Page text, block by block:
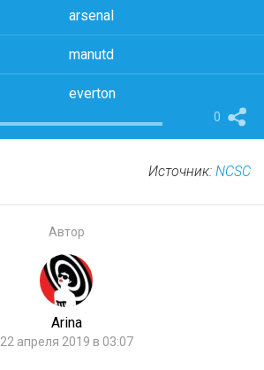
arsenal
manutd
everton
0
Источник: NCSC
Автор
Arina
22 апреля 2019 в 03:07